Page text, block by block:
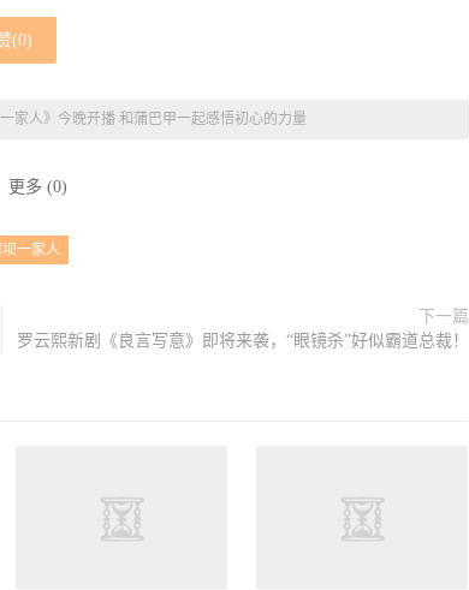
(0)
家人》今晚开播 和蒲巴甲一起感悟初心的力量
更多 (0)
坝一家人
下一篇
罗云熙新剧《良言写意》即将来袭，“眼镜杀”好似霸道总裁！